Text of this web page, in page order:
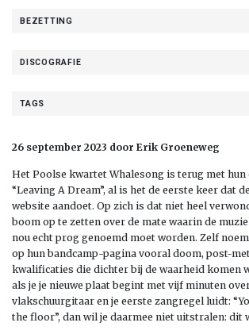
BEZETTING
DISCOGRAFIE
TAGS
26 september 2023 door Erik Groeneweg
Het Poolse kwartet Whalesong is terug met hun
“Leaving A Dream”, al is het de eerste keer dat
website aandoet. Op zich is dat niet heel
boom op te zetten over de mate waarin de
nou echt prog genoemd moet worden. Zelf
op hun bandcamp-pagina vooral doom, post-
kwalificaties die dichter bij de waarheid komen
als je je nieuwe plaat begint met vijf minuten
vlakschuurgitaar en je eerste zangregel luidt:
the floor”, dan wil je daarmee niet uitstralen: dit